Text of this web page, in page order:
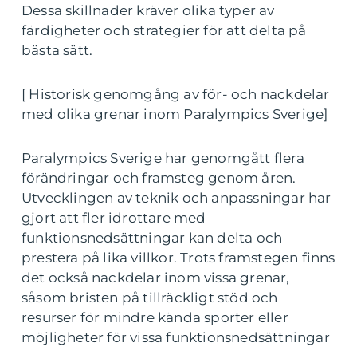
Dessa skillnader kräver olika typer av
färdigheter och strategier för att delta på
bästa sätt.
[ Historisk genomgång av för- och nackdelar
med olika grenar inom Paralympics Sverige]
Paralympics Sverige har genomgått flera
förändringar och framsteg genom åren.
Utvecklingen av teknik och anpassningar har
gjort att fler idrottare med
funktionsnedsättningar kan delta och
prestera på lika villkor. Trots framstegen finns
det också nackdelar inom vissa grenar,
såsom bristen på tillräckligt stöd och
resurser för mindre kända sporter eller
möjligheter för vissa funktionsnedsättningar